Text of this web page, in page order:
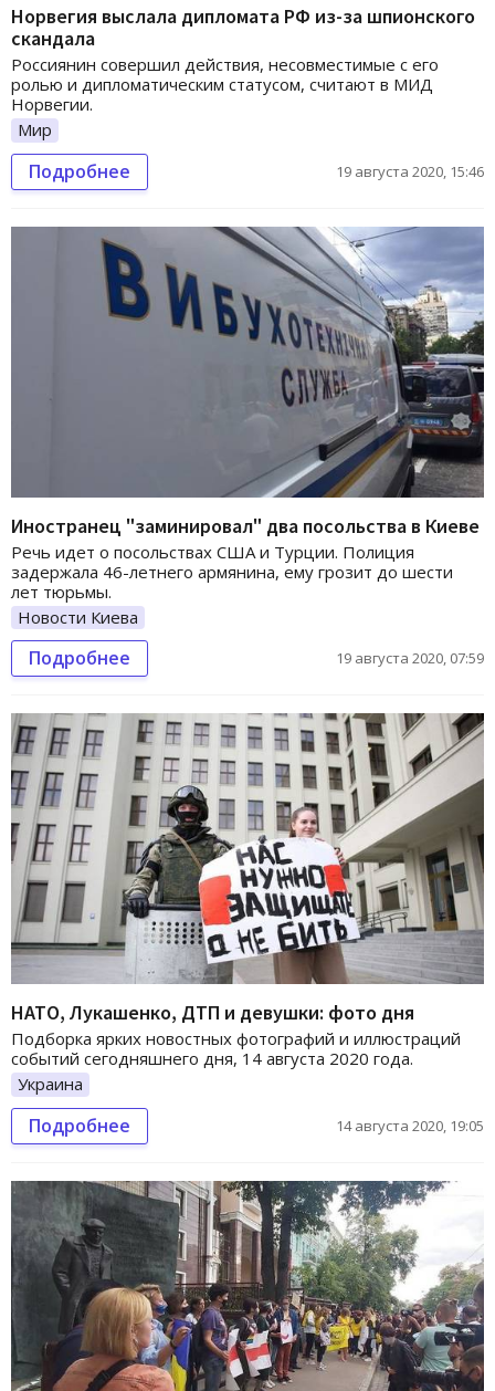
Норвегия выслала дипломата РФ из-за шпионского
скандала
Россиянин совершил действия, несовместимые с его
ролью и дипломатическим статусом, считают в МИД
Норвегии.
Мир
Подробнее 19 августа 2020, 15:46
Иностранец "заминировал" два посольства в Киеве
Речь идет о посольствах США и Турции. Полиция
задержала 46-летнего армянина, ему грозит до шести
лет тюрьмы.
Новости Киева
Подробнее 19 августа 2020, 07:59
НАТО, Лукашенко, ДТП и девушки: фото дня
Подборка ярких новостных фотографий и иллюстраций
событий сегодняшнего дня, 14 августа 2020 года.
Украина
Подробнее 14 августа 2020, 19:05